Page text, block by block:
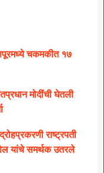
चकमकीत १७
मोदींची घेतली
राष्ट्रपती
यांचे समर्थक उतरले